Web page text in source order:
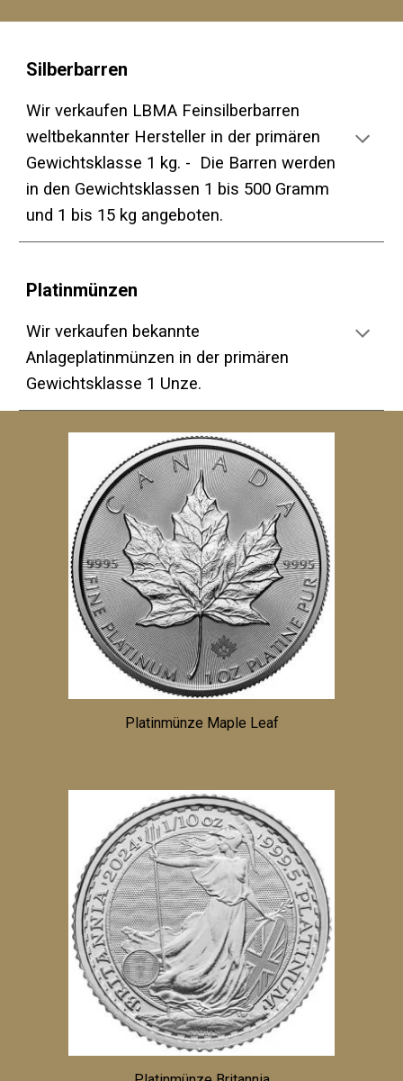
Silberbarren
Wir verkaufen LBMA Feinsilberbarren
weltbekannter Hersteller in der primären
Gewichtsklasse 1 kg. - Die Barren werden
in den Gewichtsklassen 1 bis 500 Gramm
und 1 bis 15 kg angeboten.
Platinmünzen
Wir verkaufen bekannte
Anlageplatinmünzen in der primären
Gewichtsklasse 1 Unze.
Platinmünze Maple Leaf